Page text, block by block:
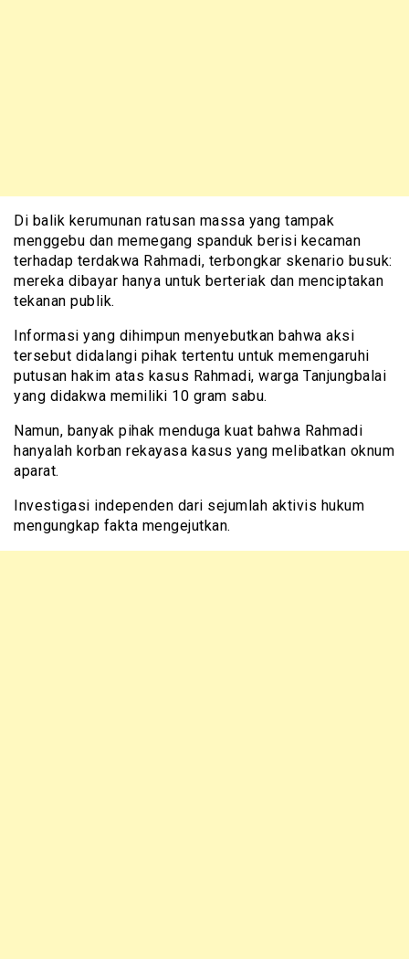
Di balik kerumunan ratusan massa yang tampak
menggebu dan memegang spanduk berisi kecaman
terhadap terdakwa Rahmadi, terbongkar skenario busuk:
mereka dibayar hanya untuk berteriak dan menciptakan
tekanan publik.
Informasi yang dihimpun menyebutkan bahwa aksi
tersebut didalangi pihak tertentu untuk memengaruhi
putusan hakim atas kasus Rahmadi, warga Tanjungbalai
yang didakwa memiliki 10 gram sabu.
Namun, banyak pihak menduga kuat bahwa Rahmadi
hanyalah korban rekayasa kasus yang melibatkan oknum
aparat.
Investigasi independen dari sejumlah aktivis hukum
mengungkap fakta mengejutkan.